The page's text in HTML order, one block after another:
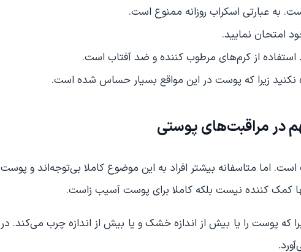
امتحان نمایید.
استفاده از کرم‌های مرطوب کننده و ضد آفتاب است.
نکنید زیرا که پوست در این مواقع بسیار حساس شده است.
در مراقبت‌های پوستی
اما متاسفانه بیشتر افراد به این موضوع کاملا بی‌توجه‌اند و پوست
کمک کننده نیست بلکه کاملا برای پوست آسیب زاست.
که پوست را یا بیش از اندازه خشک و یا بیش از اندازه چرب می‌کند. در